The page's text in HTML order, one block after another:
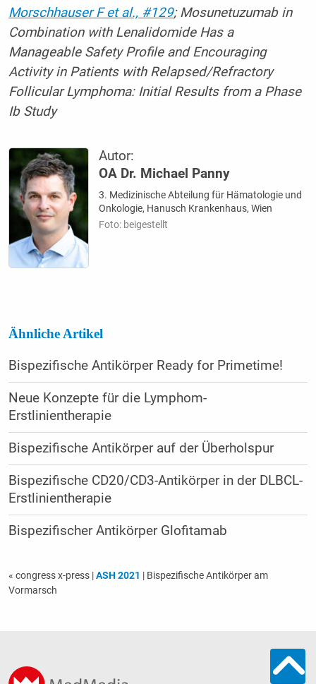
Morschhauser F et al., #129; Mosunetuzumab in
Combination with Lenalidomide Has a
Manageable Safety Profile and Encouraging
Activity in Patients with Relapsed/Refractory
Follicular Lymphoma: Initial Results from a Phase
Ib Study
Autor:
OA Dr. Michael Panny
3. Medizinische Abteilung für Hämatologie und
Onkologie, Hanusch Krankenhaus, Wien
Foto: beigestellt
Ähnliche Artikel
Bispezifische Antikörper Ready for Primetime!
Neue Konzepte für die Lymphom-
Erstlinientherapie
Bispezifische Antikörper auf der Überholspur
Bispezifische CD20/CD3-Antikörper in der DLBCL-
Erstlinientherapie
Bispezifischer Antikörper Glofitamab
« congress x-press |ASH 2021 | Bispezifische Antikörper am
Vormarsch